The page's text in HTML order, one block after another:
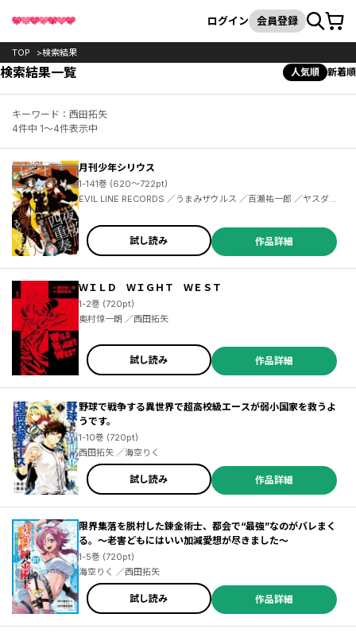
検索
ログイン 会員登録カート
TOP 検索結果
検索結果一覧 人気順 新着順
キーワード：西田拓矢
4件中 1～4件表示中
月刊少年シリウス
1-141巻 (620～722pt)
EVIL LINE RECORDS ／うまみザウルス ／百瀬祐一郎 ／ヤスダスズヒト ／伏瀬 ／茶々 ／杉本萌 ／清水茜 ／弐瓶勉 ／光永康則 ／沙村広明 ／土田陸 ／割田コマ ／蟹江鉄史 ／馬場康誌 ／加茂セイ ／刀坂アキラ ／遠山えま ／カトウコトノ ／柿原優子 ／ヤス ／川上泰樹 ／高田裕三 ／横田卓馬 ／イダタツヒコ ／士貴智志 ／虎走かける ／タツオ ／柴 ／神楽坂淳 ／雷蔵 ／荒木光 ／香月日輪 ／深山和香 ／戸野タエ ／リカチ ／MAGES. ／Chiyo St.Inc ／園心ふつう ／梅原英司
小野大輔 ／近藤孝行 ／松葉サトル ／Ｓｏｕｎｄ Ｈｏｒｉｚｏｎ ／ゆづか正成 ／ＯＮＥ ／ｂｏｓｅ ／山田ヒツジ ／武本糸会 ／冬葉つがる ／友麻碧 ／泉乃せん ／Ｌａｒｕｈａ ／柚子れもん ／かじか航 ／春の日びより ／緒崎カホ ／山いも三太郎 ／やしろ学 ／ＡＴＬＵＳ ／梶島正樹 ／仲里はるな ／日下一郎 ／小雨大豆 ／武井１０日 ／凪庵 ／ＣＵＴＥＧ ／青柳碧人 ／モトエ恵介 ／吉富昭仁 ／上橋菜穂子 ／杉井光 ／ＹＵＩ ／ぽんかん８ ／尾玉なみえ ／ジコウリュウ ／福田泰宏 ／SNK ／明地雫 ／田中ほさな ／関根光太郎
試し読み 作品詳細
ＷＩＬＤ ＷＩＧＨＴ ＷＥＳＴ
1-2巻 (720pt)
奥村惇一朗 ／西田拓矢
試し読み 作品詳細
野球で戦争する異世界で超高校級エースが弱小国家を救うよ
うです。
1-10巻 (720pt)
西田拓矢 ／海空りく
試し読み 作品詳細
限界集落を脱村した錬金術士、都会で“最強”なのがバレまく
る。～老害どもにはいい加減愛想が尽きました～
1-5巻 (720pt)
海空りく ／西田拓矢
試し読み 作品詳細